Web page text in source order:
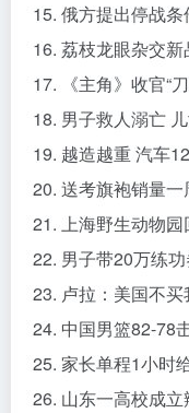
15. 俄方提出停战条
16. 荔枝龙眼杂交新
17. 《主角》收官“
18. 男子救人溺亡
19. 越造越重 汽车
20. 送考旗袍销量
21. 上海野生动物
22. 男子带20万练
23. 卢拉：美国不
24. 中国男篮82-78
25. 家长单程1小时
26. 山东一高校成